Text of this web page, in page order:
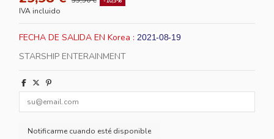
IVA incluido
FECHA DE SALIDA EN Korea : 2021-08-19
STARSHIP ENTERAINMENT